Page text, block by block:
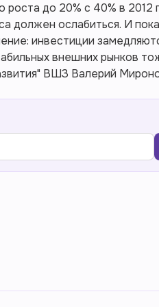
до 20% с 40% в 2012
должен ослабиться. И
инвестиции
внешних рынков
ВШЗ Валерий